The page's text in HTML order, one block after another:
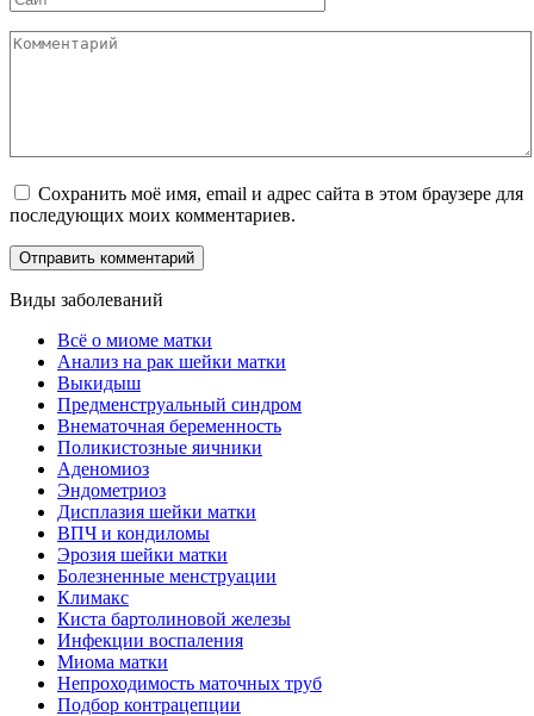
Комментарий
Сохранить моё имя, email и адрес сайта в этом браузере для
последующих моих комментариев.
Виды заболеваний
Всё о миоме матки
Анализ на рак шейки матки
Выкидыш
Предменструальный синдром
Внематочная беременность
Поликистозные яичники
Аденомиоз
Эндометриоз
Дисплазия шейки матки
ВПЧ и кондиломы
Эрозия шейки матки
Болезненные менструации
Климакс
Киста бартолиновой железы
Инфекции воспаления
Миома матки
Непроходимость маточных труб
Подбор контрацепции